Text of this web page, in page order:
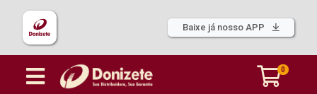
Baixe já nosso APP
0